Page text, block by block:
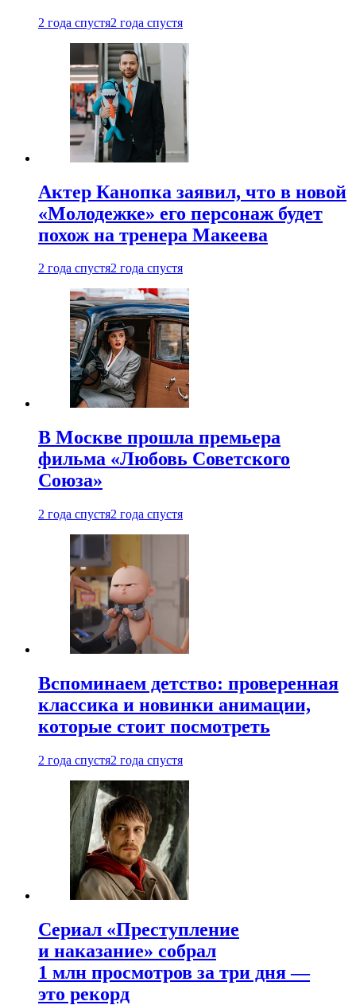
2 года спустя2 года спустя
Актер Канопка заявил, что в новой
«Молодежке» его персонаж будет
похож на тренера Макеева
2 года спустя2 года спустя
В Москве прошла премьера
фильма «Любовь Советского
Союза»
2 года спустя2 года спустя
Вспоминаем детство: проверенная
классика и новинки анимации,
которые стоит посмотреть
2 года спустя2 года спустя
Сериал «Преступление
и наказание» собрал
1 млн просмотров за три дня —
это рекорд